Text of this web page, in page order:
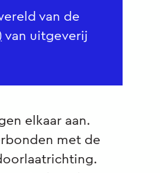
van de
van uitgeverij
elkaar aan.
met de